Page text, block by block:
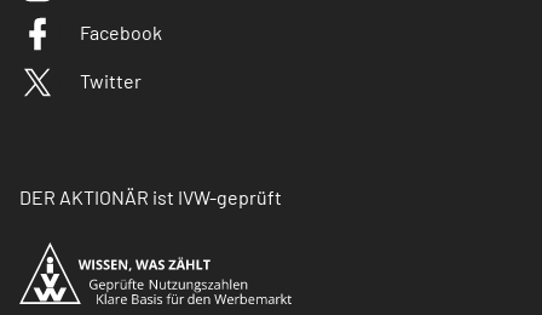
Facebook
Twitter
DER AKTIONÄR ist IVW-geprüft